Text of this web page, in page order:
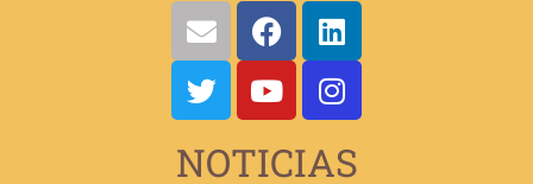
NOTICIAS